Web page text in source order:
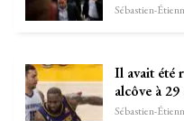
Il avait été
alcôve à